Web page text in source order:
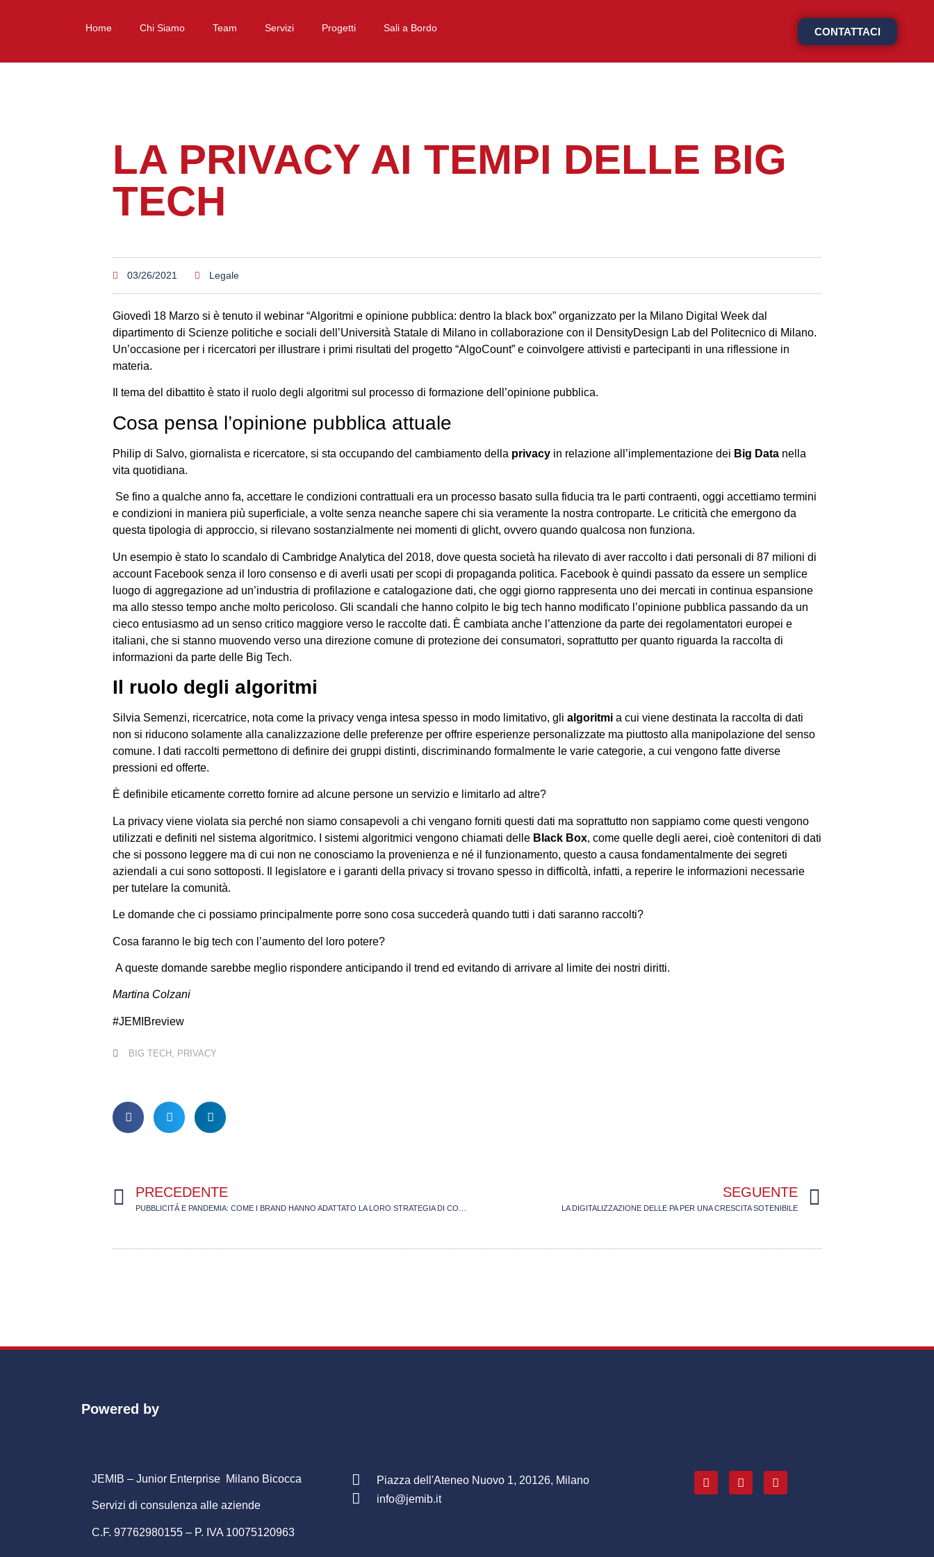
Home Chi Siamo Team Servizi Progetti Sali a Bordo CONTATTACI
LA PRIVACY AI TEMPI DELLE BIG
TECH
03/26/2021 Legale
Giovedì 18 Marzo si è tenuto il webinar “Algoritmi e opinione pubblica: dentro la black box” organizzato per la Milano Digital Week dal
dipartimento di Scienze politiche e sociali dell’Università Statale di Milano in collaborazione con il DensityDesign Lab del Politecnico di Milano.
Un’occasione per i ricercatori per illustrare i primi risultati del progetto “AlgoCount” e coinvolgere attivisti e partecipanti in una riflessione in
materia.
Il tema del dibattito è stato il ruolo degli algoritmi sul processo di formazione dell’opinione pubblica.
Cosa pensa l’opinione pubblica attuale
Philip di Salvo, giornalista e ricercatore, si sta occupando del cambiamento della privacy in relazione all’implementazione dei Big Data nella
vita quotidiana.
Se fino a qualche anno fa, accettare le condizioni contrattuali era un processo basato sulla fiducia tra le parti contraenti, oggi accettiamo termini
e condizioni in maniera più superficiale, a volte senza neanche sapere chi sia veramente la nostra controparte. Le criticità che emergono da
questa tipologia di approccio, si rilevano sostanzialmente nei momenti di glicht, ovvero quando qualcosa non funziona.
Un esempio è stato lo scandalo di Cambridge Analytica del 2018, dove questa società ha rilevato di aver raccolto i dati personali di 87 milioni di
account Facebook senza il loro consenso e di averli usati per scopi di propaganda politica. Facebook è quindi passato da essere un semplice
luogo di aggregazione ad un’industria di profilazione e catalogazione dati, che oggi giorno rappresenta uno dei mercati in continua espansione
ma allo stesso tempo anche molto pericoloso. Gli scandali che hanno colpito le big tech hanno modificato l’opinione pubblica passando da un
cieco entusiasmo ad un senso critico maggiore verso le raccolte dati. È cambiata anche l’attenzione da parte dei regolamentatori europei e
italiani, che si stanno muovendo verso una direzione comune di protezione dei consumatori, soprattutto per quanto riguarda la raccolta di
informazioni da parte delle Big Tech.
Il ruolo degli algoritmi
Silvia Semenzi, ricercatrice, nota come la privacy venga intesa spesso in modo limitativo, gli algoritmi a cui viene destinata la raccolta di dati
non si riducono solamente alla canalizzazione delle preferenze per offrire esperienze personalizzate ma piuttosto alla manipolazione del senso
comune. I dati raccolti permettono di definire dei gruppi distinti, discriminando formalmente le varie categorie, a cui vengono fatte diverse
pressioni ed offerte.
È definibile eticamente corretto fornire ad alcune persone un servizio e limitarlo ad altre?
La privacy viene violata sia perché non siamo consapevoli a chi vengano forniti questi dati ma soprattutto non sappiamo come questi vengono
utilizzati e definiti nel sistema algoritmico. I sistemi algoritmici vengono chiamati delle Black Box, come quelle degli aerei, cioè contenitori di dati
che si possono leggere ma di cui non ne conosciamo la provenienza e né il funzionamento, questo a causa fondamentalmente dei segreti
aziendali a cui sono sottoposti. Il legislatore e i garanti della privacy si trovano spesso in difficoltà, infatti, a reperire le informazioni necessarie
per tutelare la comunità.
Le domande che ci possiamo principalmente porre sono cosa succederà quando tutti i dati saranno raccolti?
Cosa faranno le big tech con l’aumento del loro potere?
A queste domande sarebbe meglio rispondere anticipando il trend ed evitando di arrivare al limite dei nostri diritti.
Martina Colzani
#JEMIBreview
BIG TECH , PRIVACY
PRECEDENTE SEGUENTE
LA DIGITALIZZAZIONE DELLE PA PER UNA CRESCITA SOTENIBILE
Powered by
JEMIB – Junior Enterprise Milano Bicocca
Servizi di consulenza alle aziende
C.F. 97762980155 – P. IVA 10075120963
Piazza dell'Ateneo Nuovo 1, 20126, Milano
info@jemib.it